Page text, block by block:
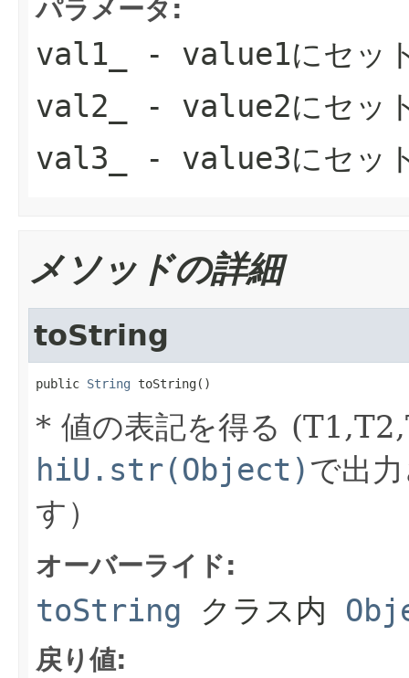
パラメータ:
val1_
- value1にセッ
val2_
- value2にセッ
val3_
- value3にセッ
メソッドの詳細
toString
public String toString()
* 値の表記を得る
hiU.str(Object)で出
す）
オーバーライド:
toString クラス内
戻り値: